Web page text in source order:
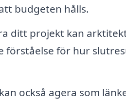
budgeten hålls.
ditt projekt kan
förståelse för hur
också agera som